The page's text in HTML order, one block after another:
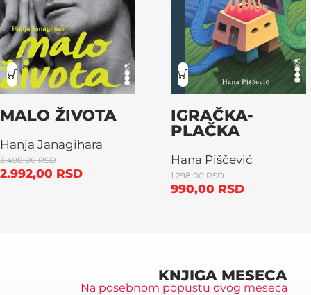
MALO ŽIVOTA
Hanja Janagihara
3.498,00RSD
2.992,00 RSD
IGRAČKA-
PLAČKA
Hana Piščević
1.298,00RSD
990,00 RSD
KNJIGA MESECA
Na posebnom popustu ovog meseca